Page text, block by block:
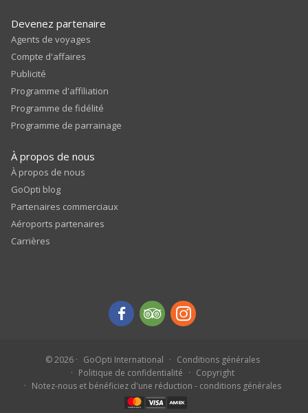
Devenez partenaire
Agents de voyages
Compte d'affaires
Publicité
Programme d'affiliation
Programme de fidélité
Programme de parrainage
À propos de nous
À propos de nous
GoOpti blog
Partenaires commerciaux
Aéroports partenaires
Carrières
© 2026 GoOpti International
Conditions générales
Politique de confidentialité
Copyright
Notez-nous et bénéficiez d'une réduction - conditions générales